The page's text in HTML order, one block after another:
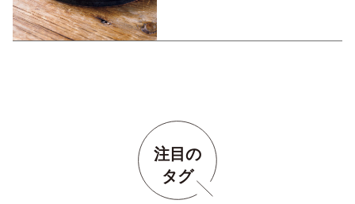
注目の
タグ